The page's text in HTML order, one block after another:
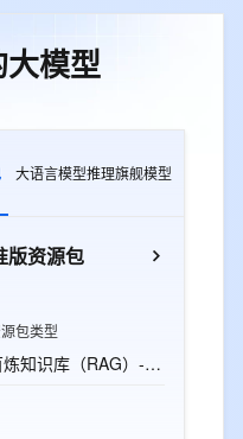
模型
大语言模型推理旗舰模型
版资源包
包类型
百炼知识库（RAG）-标准版资源包